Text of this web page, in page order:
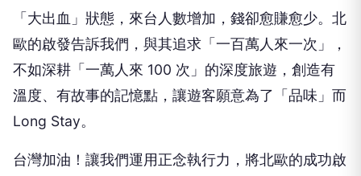
「大出血」狀態，來台人數增加，錢卻愈賺愈少。北
歐的啟發告訴我們，與其追求「一百萬人來一次」，
不如深耕「一萬人來 100 次」的深度旅遊，創造有
溫度、有故事的記憶點，讓遊客願意為了「品味」而
Long Stay。
台灣加油！讓我們運用正念執行力，將北歐的成功啟